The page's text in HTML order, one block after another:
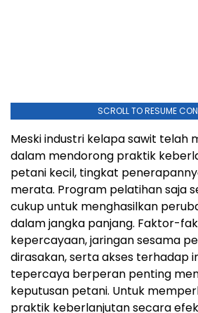
SCROLL TO RESUME
Meski industri kelapa sawit telah
dalam mendorong praktik
petani kecil, tingkat
merata. Program pelatihan saja
cukup untuk menghasilkan
dalam jangka panjang. Faktor-
kepercayaan, jaringan sesama
dirasakan, serta akses terhadap
tepercaya berperan penting
keputusan petani. Untuk
praktik keberlanjutan secara